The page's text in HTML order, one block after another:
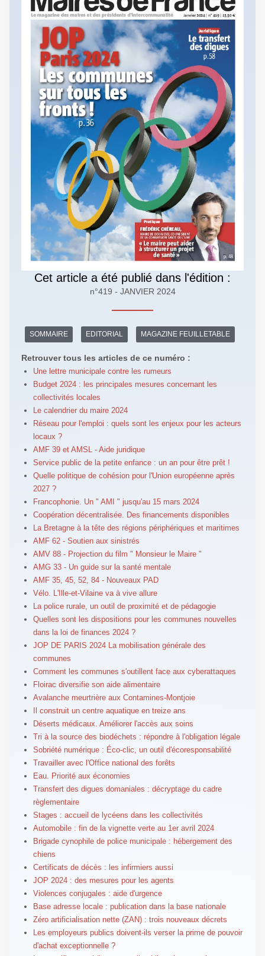
Cet article a été publié dans l'édition :
n°419 - JANVIER 2024
SOMMAIRE EDITORIAL MAGAZINE FEUILLETABLE
Retrouver tous les articles de ce numéro :
Une lettre municipale contre les rumeurs
Budget 2024 : les principales mesures concernant les
collectivités locales
Le calendrier du maire 2024
Réseau pour l'emploi : quels sont les enjeux pour les acteurs
locaux ?
AMF 39 et AMSL - Aide juridique
Service public de la petite enfance : un an pour être prêt !
Quelle politique de cohésion pour l'Union européenne après
2027 ?
Francophonie. Un " AMI " jusqu'au 15 mars 2024
Coopération décentralisée. Des financements disponibles
La Bretagne à la tête des régions périphériques et maritimes
AMF 62 - Soutien aux sinistrés
AMV 88 - Projection du film " Monsieur le Maire "
AMG 33 - Un guide sur la santé mentale
AMF 35, 45, 52, 84 - Nouveaux PAD
Vélo. L'Ille-et-Vilaine va à vive allure
La police rurale, un outil de proximité et de pédagogie
Quelles sont les dispositions pour les communes nouvelles
dans la loi de finances 2024 ?
JOP DE PARIS 2024 La mobilisation générale des
communes
Comment les communes s'outillent face aux cyberattaques
Floirac diversifie son aide alimentaire
Avalanche meurtrière aux Contamines-Montjoie
Il construit un centre aquatique en treize ans
Déserts médicaux. Améliorer l'accès aux soins
Tri à la source des biodéchets : répondre à l'obligation légale
Sobriété numérique : Éco-clic, un outil d'écoresponsabilité
Travailler avec l'Office national des forêts
Eau. Priorité aux économies
Transfert des digues domaniales : décryptage du cadre
règlementaire
Stages : accueil de lycéens dans les collectivités
Automobile : fin de la vignette verte au 1er avril 2024
Brigade cynophile de police municipale : hébergement des
chiens
Certificats de décès : les infirmiers aussi
JOP 2024 : des mesures pour les agents
Violences conjugales : aide d'urgence
Base adresse locale : publication dans la base nationale
Zéro artificialisation nette (ZAN) : trois nouveaux décrets
Les employeurs publics doivent-ils verser la prime de pouvoir
d'achat exceptionnelle ?